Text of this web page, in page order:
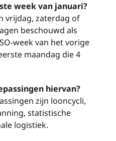
week van januari?
vrijdag, zaterdag of
beschouwd als
week van het vorige
maandag die 4
hiervan?
zijn looncycli,
statistische
logistiek.